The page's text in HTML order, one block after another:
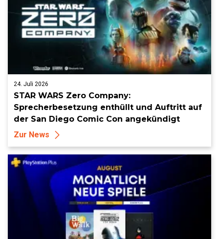
24. Juli 2026
STAR WARS Zero Company:
Sprecherbesetzung enthüllt und Auftritt auf
der San Diego Comic Con angekündigt
Zur News